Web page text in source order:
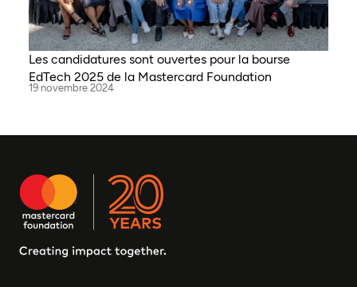
Les candidatures sont ouvertes pour la bourse
EdTech 2025 de la Mastercard Foundation
19 novembre 2024